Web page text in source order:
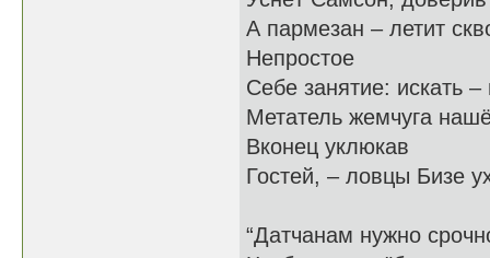
А пармезан – летит
Непростое
Себе занятие: искать
Метатель жемчуга
Вконец уклюкав
Гостей, – ловцы Бизе
“Датчанам нужно